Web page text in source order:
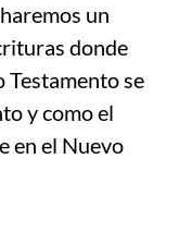
un
donde
Testamento se
y como el
en el Nuevo